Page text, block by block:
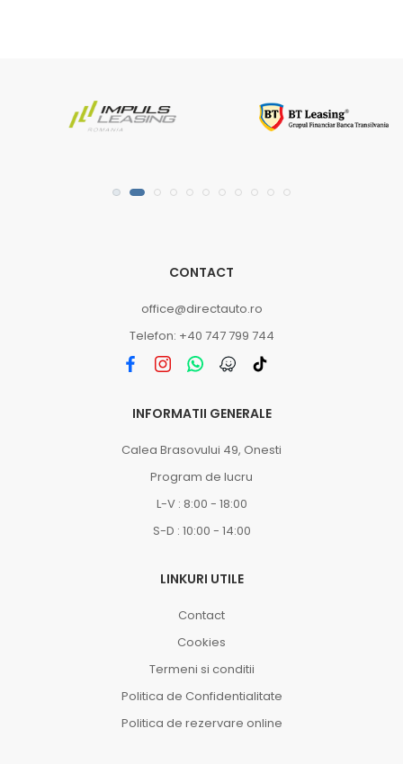
CONTACT
office@directauto.ro
Telefon: +40 747 799 744
INFORMATII GENERALE
Calea Brasovului 49, Onesti
Program de lucru
L-V : 8:00 - 18:00
S-D : 10:00 - 14:00
LINKURI UTILE
Contact
Cookies
Termeni si conditii
Politica de Confidentialitate
Politica de rezervare online